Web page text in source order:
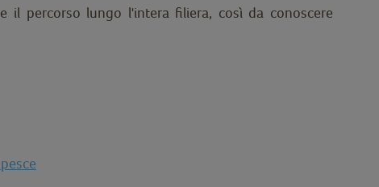
percorso lungo l'intera filiera, così da conoscere